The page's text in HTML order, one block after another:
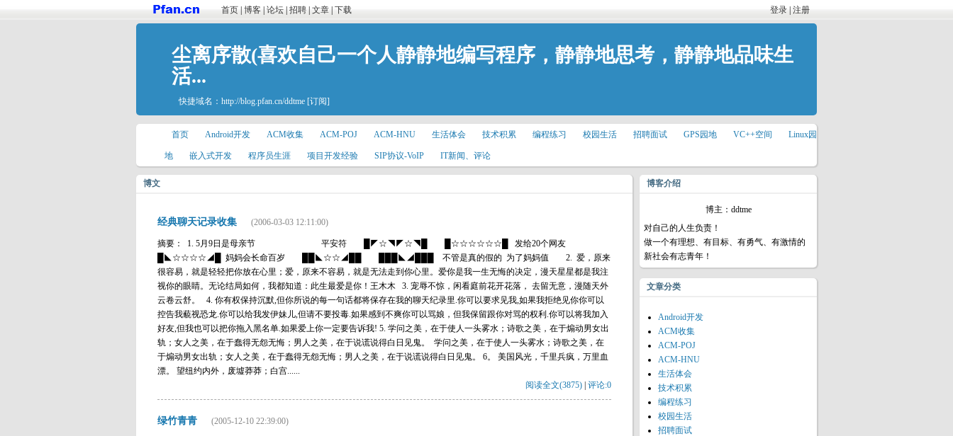
登录 注册
首页 博客 论坛 招聘 文章 下载
尘离序散(喜欢自己一个人静静地编写程序，静静地思考，静静地品味生
活...
快捷域名： http://blog.pfan.cn/ddtme [订阅]
首页 Android开发 ACM收集 ACM-POJ ACM-HNU 生活体会 技术积累 编程练习 校园生活 招聘面试 GPS园地 VC++空间 Linux园
地 嵌入式开发 程序员生涯 项目开发经验 SIP协议-VoIP IT新闻、评论
博客介绍
博主：ddtme
对自己的人生负责！
做一个有理想、有目标、有勇气、有激情的
新社会有志青年！
文章分类
Android开发
ACM收集
ACM-POJ
ACM-HNU
生活体会
技术积累
编程练习
校园生活
招聘面试
博文
经典聊天记录收集 (2006-03-03 12:11:00)
摘要： 1. 5月9日是母亲节 平安符 █◤☆◥◤☆◥█ █☆☆☆☆☆☆█ 发给20个网友
█◣☆☆☆☆◢█ 妈妈会长命百岁 ██◣☆☆◢██ ███◣◢███ 不管是真的假的 为了妈妈值 2. 爱，原来
很容易，就是轻轻把你放在心里；爱，原来不容易，就是无法走到你心里。爱你是我一生无悔的决定，漫天星星都是我注
视你的眼睛。无论结局如何，我都知道：此生最爱是你！王木木 3. 宠辱不惊，闲看庭前花开花落， 去留无意，漫随天外
云卷云舒。 4. 你有权保持沉默,但你所说的每一句话都将保存在我的聊天纪录里.你可以要求见我,如果我拒绝见你你可以
控告我藐视恐龙.你可以给我发伊妹儿,但请不要投毒.如果感到不爽你可以骂娘，但我保留跟你对骂的权利.你可以将我加入
好友,但我也可以把你拖入黑名单.如果爱上你一定要告诉我! 5. 学问之美，在于使人一头雾水；诗歌之美，在于煽动男女出
轨；女人之美，在于蠢得无怨无悔；男人之美，在于说谎说得白日见鬼。 学问之美，在于使人一头雾水；诗歌之美，在
于煽动男女出轨；女人之美，在于蠢得无怨无悔；男人之美，在于说谎说得白日见鬼。 6。 美国风光，千里兵疯，万里血
漂。 望纽约内外，废墟莽莽；白宫......
阅读全文(3875) 评论:0
绿竹青青 (2005-12-10 22:39:00)